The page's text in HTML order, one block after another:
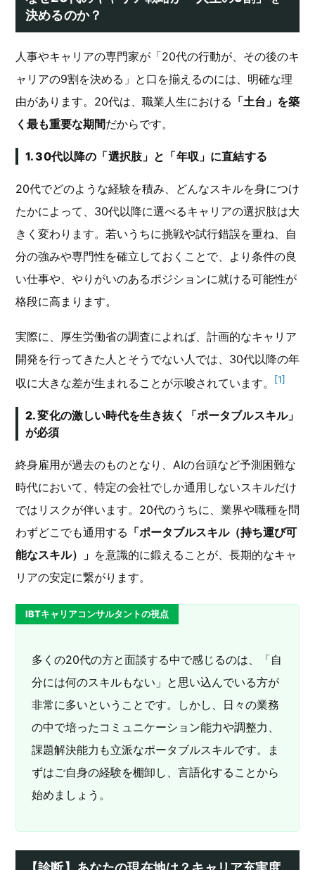
決めるのか？
人事やキャリアの専門家が「20代の行動が、その後のキ
ャリアの9割を決める」と口を揃えるのには、明確な理
由があります。20代は、職業人生における 「土台」を築
く最も重要な期間だからです。
1. 30代以降の「選択肢」と「年収」に直結する
20代でどのような経験を積み、どんなスキルを身につけ
たかによって、30代以降に選べるキャリアの選択肢は大
きく変わります。若いうちに挑戦や試行錯誤を重ね、自
分の強みや専門性を確立しておくことで、より条件の良
い仕事や、やりがいのあるポジションに就ける可能性が
格段に高まります。
実際に、厚生労働省の調査によれば、計画的なキャリア
開発を行ってきた人とそうでない人では、30代以降の年
収に大きな差が生まれることが示唆されています。
[1]
2. 変化の激しい時代を生き抜く「ポータブルスキル」
が必須
終身雇用が過去のものとなり、AIの台頭など予測困難な
時代において、特定の会社でしか通用しないスキルだけ
ではリスクが伴います。20代のうちに、業界や職種を問
わずどこでも通用する 「ポータブルスキル（持ち運び可
能なスキル）」 を意識的に鍛えることが、長期的なキャ
リアの安定に繋がります。
IBTキャリアコンサルタントの視点
多くの20代の方と面談する中で感じるのは、「自
分には何のスキルもない」と思い込んでいる方が
非常に多いということです。しかし、日々の業務
の中で培ったコミュニケーション能力や調整力、
課題解決能力も立派なポータブルスキルです。ま
ずはご自身の経験を棚卸し、言語化することから
始めましょう。